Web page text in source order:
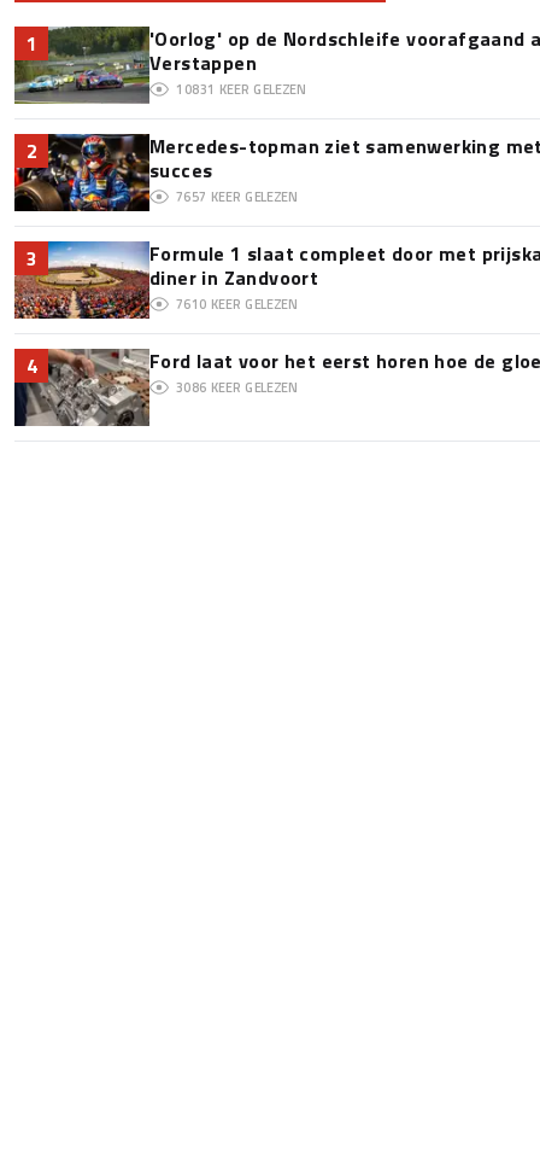
1
'Oorlog' op de Nordschleife voorafgaand
Verstappen
10831 KEER GELEZEN
2
Mercedes-topman ziet samenwerking
succes
7657 KEER GELEZEN
3
Formule 1 slaat compleet door met
diner in Zandvoort
7610 KEER GELEZEN
4 Ford laat voor het eerst horen hoe de
3086 KEER GELEZEN